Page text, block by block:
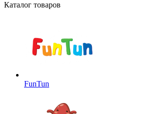
Каталог товаров
FunTun